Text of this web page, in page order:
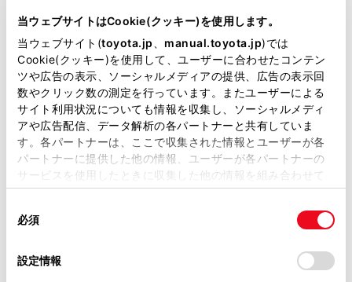
当ウェブサイトはCookie(クッキー)を使用します。
当ウェブサイト(toyota.jp manual.toyota.jp)では
Cookie(クッキー)を使用して、ユーザーに合わせたコンテン
ツや広告の表示、ソーシャルメディアの提供、広告の表示回
数やクリック数の測定を行っています。またユーザーによる
サイト利用状況についても情報を収集し、ソーシャルメディ
アや広告配信、データ解析の各パートナーと共有していま
す。各パートナーは、ここで収集された情報とユーザーが各
パートナーに提供した他の情報、ユーザーが各パートナーの
サービスを使用したときに収集した他の情報を組み合わせて
使用することがあります。当ウェブサイトの使用を続行する
デバイスにすべてのCookie(クッキー)が保存されることに同
意したことになります。Cookie(クッキー)のオプトアウト、
必須
設定情報
パワステ
パワーウィンドウ
ABS